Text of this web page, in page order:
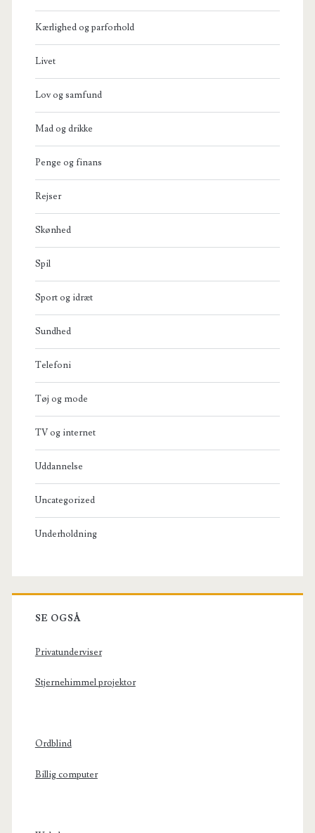
Kærlighed og parforhold
Livet
Lov og samfund
Mad og drikke
Penge og finans
Rejser
Skønhed
Spil
Sport og idræt
Sundhed
Telefoni
Tøj og mode
TV og internet
Uddannelse
Uncategorized
Underholdning
SE OGSÅ
Privatunderviser
Stjernehimmel projektor
Ordblind
Billig computer